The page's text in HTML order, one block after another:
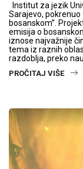
Institut za jezik
Sarajevo,
bosanskom”.
emisija o
iznose najvažnije
tema iz raznih
razdoblja, preko
PROČITAJ VIŠE